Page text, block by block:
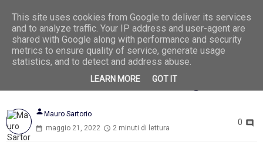
8 Ago
2026
La causa della candidosi vaginale
person Mauro Sartorio
maggio 21, 2022
2 minuti di lettura
0
This site uses cookies from Google to deliver its services
and to analyze traffic. Your IP address and user-agent are
shared with Google along with performance and security
metrics to ensure quality of service, generate usage
statistics, and to detect and address abuse.
LEARN MORE GOT IT